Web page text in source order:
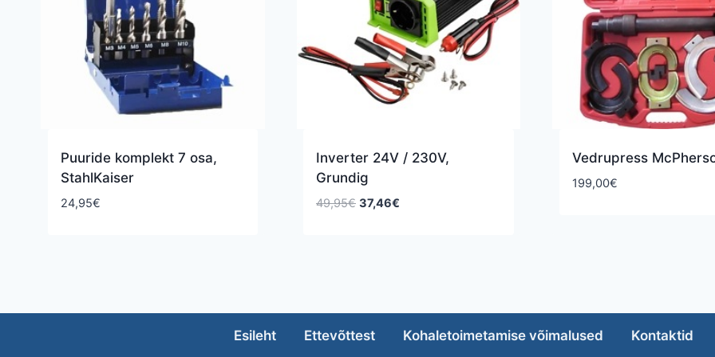
Puuride komplekt 7 osa,
StahlKaiser
24,95€
Inverter 24V / 230V,
Grundig
49,95€ Algne
37,46€
Vedrupress
199,00€
Esileht Ettevõttest Kohaletoimetamise võimalused Kontaktid